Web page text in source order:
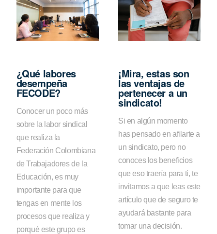
¿Qué labores
desempeña
FECODE?
Conocer un poco más
sobre la labor sindical
que realiza la
Federación Colombiana
de Trabajadores de la
Educación, es muy
importante para que
tengas en mente los
procesos que realiza y
porqué este grupo es
¡Mira, estas son
las ventajas de
pertenecer a un
sindicato!
Si en algún momento
has pensado en afilarte a
un sindicato, pero no
conoces los beneficios
que eso traería para ti, te
invitamos a que leas este
artículo que de seguro te
ayudará bastante para
tomar una decisión.